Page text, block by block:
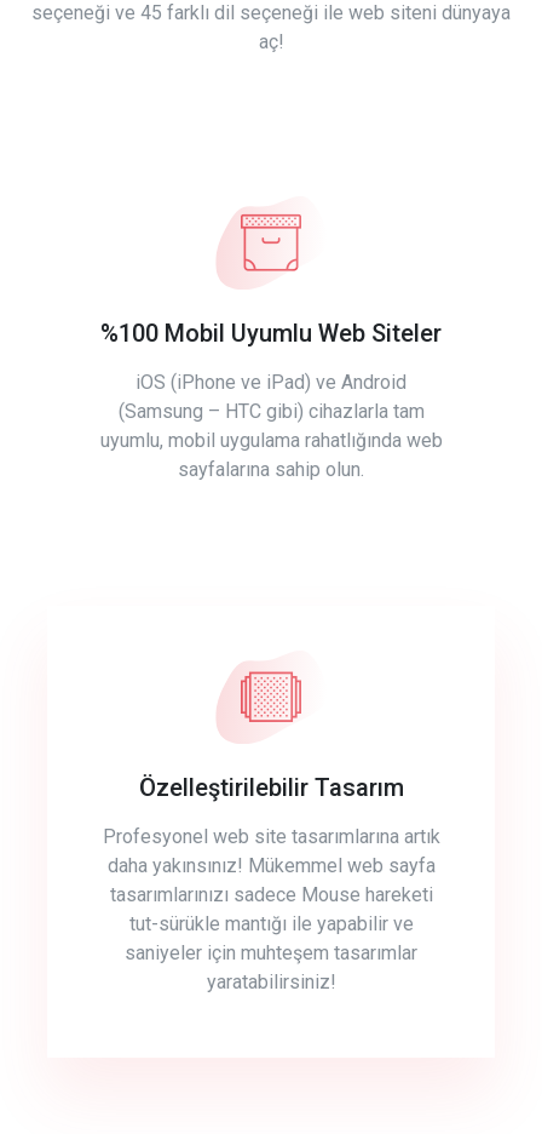
seçeneği ve 45 farklı dil seçeneği ile web siteni dünyaya
aç!
%100 Mobil Uyumlu Web Siteler
iOS (iPhone ve iPad) ve Android
(Samsung – HTC gibi) cihazlarla tam
uyumlu, mobil uygulama rahatlığında web
sayfalarına sahip olun.
Özelleştirilebilir Tasarım
Profesyonel web site tasarımlarına artık
daha yakınsınız! Mükemmel web sayfa
tasarımlarınızı sadece Mouse hareketi
tut-sürükle mantığı ile yapabilir ve
saniyeler için muhteşem tasarımlar
yaratabilirsiniz!